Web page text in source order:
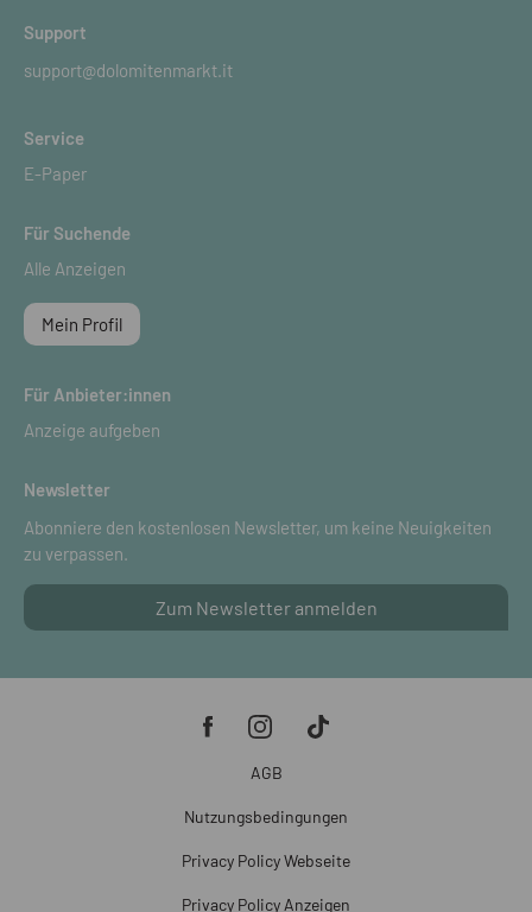
Support
support@dolomitenmarkt.it
Service
E-Paper
Für Suchende
Alle Anzeigen
Mein Profil
Für Anbieter:innen
Anzeige aufgeben
Newsletter
Abonniere den kostenlosen Newsletter, um keine Neuigkeiten
zu verpassen.
Zum Newsletter anmelden
AGB
Nutzungsbedingungen
Privacy Policy Webseite
Privacy Policy Anzeigen